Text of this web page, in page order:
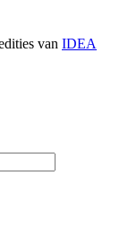
van IDEA